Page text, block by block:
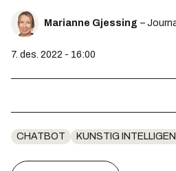
Marianne Gjessing –
7. des. 2022 - 16:00
CHATBOT KUNSTIG